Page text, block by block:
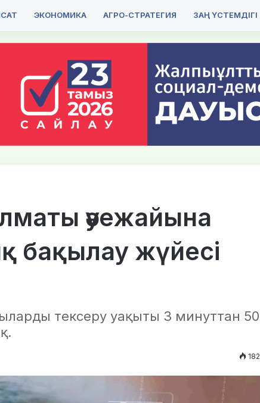
ЭКОНОМИКА АГРО-СТРАТЕГИЯ ЗАҢ ҮСТЕМДІГІ
әуежайына
бақылау жүйесі
тексеру уақыты 3 минуттан 50
182